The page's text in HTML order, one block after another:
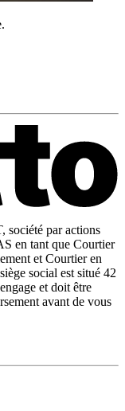
société par actions
en tant que Courtier
et Courtier en
social est situé 42
et doit être
avant de vous